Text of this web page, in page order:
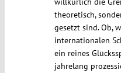
theoretisch,
gesetzt sind. Ob,
internationalen
ein reines
jahrelang